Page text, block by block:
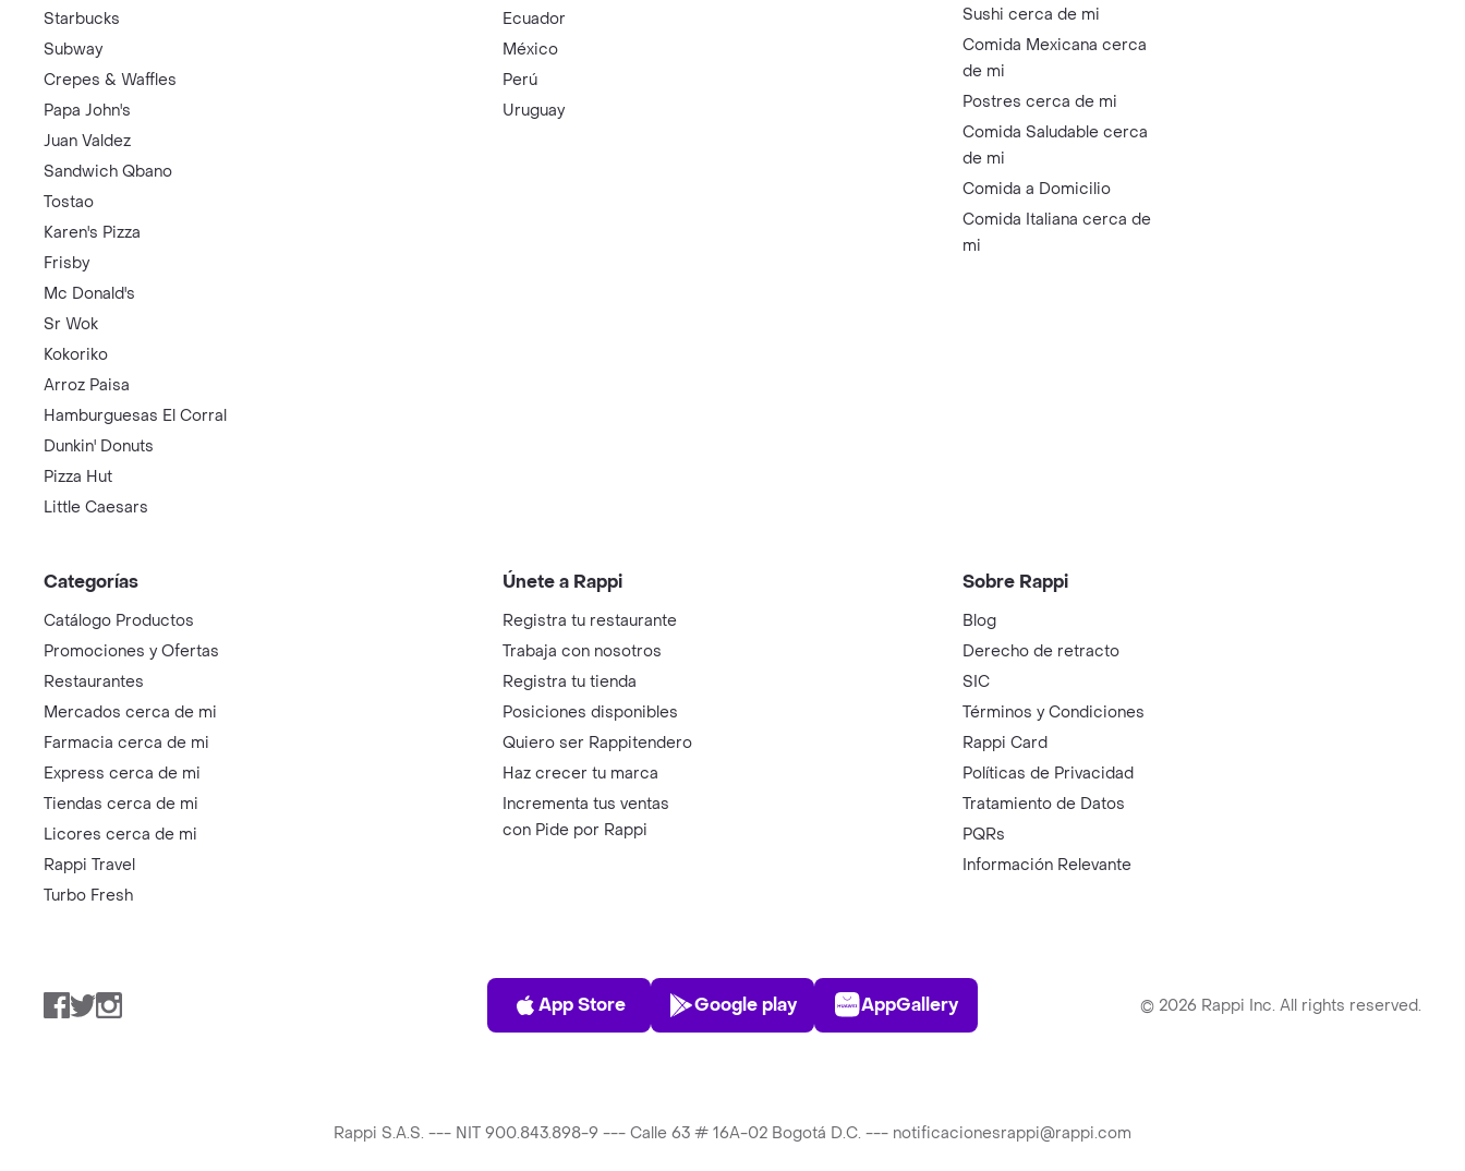
Starbucks
Subway
Crepes & Waffles
Papa John's
Juan Valdez
Sandwich Qbano
Tostao
Karen's Pizza
Frisby
Mc Donald's
Sr Wok
Kokoriko
Arroz Paisa
Hamburguesas El Corral
Dunkin' Donuts
Pizza Hut
Little Caesars
Ecuador
México
Perú
Uruguay
Sushi cerca de mi
Comida Mexicana cerca
de mi
Postres cerca de mi
Comida Saludable cerca
de mi
Comida a Domicilio
Comida Italiana cerca de
mi
Categorías
Catálogo Productos
Promociones y Ofertas
Restaurantes
Mercados cerca de mi
Farmacia cerca de mi
Express cerca de mi
Tiendas cerca de mi
Licores cerca de mi
Rappi Travel
Turbo Fresh
Únete a Rappi
Registra tu restaurante
Trabaja con nosotros
Registra tu tienda
Posiciones disponibles
Quiero ser Rappitendero
Haz crecer tu marca
Incrementa tus ventas
con Pide por Rappi
Sobre Rappi
Blog
Derecho de retracto
SIC
Términos y Condiciones
Rappi Card
Políticas de Privacidad
Tratamiento de Datos
PQRs
Información Relevante
Facebook
TwitterInstagram
App Store
App Store
Play Store
Google play
AppGallery
AppGallery © 2026 Rappi Inc. All rights reserved.
Rappi S.A.S. --- NIT 900.843.898-9 --- Calle 63 # 16A-02 Bogotá D.C. --- notificacionesrappi@rappi.com